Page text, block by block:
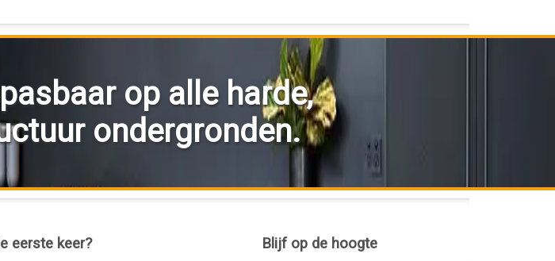
op alle harde,
ondergronden.
eerste keer? Blijf op de hoogte